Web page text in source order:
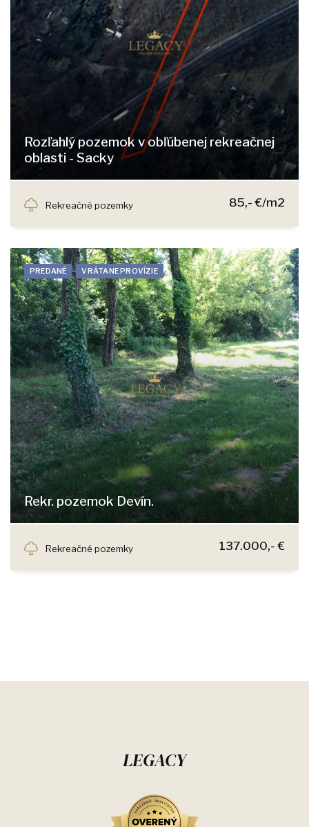
Rozľahlý pozemok v obľúbenej rekreačnej
oblasti - Sacky
Rekreačné pozemky
85,- €/m2
PREDANÉ VRÁTANE PROVÍZIE
Rekr. pozemok Devín.
Rekreačné pozemky
137.000,- €
LEGACY